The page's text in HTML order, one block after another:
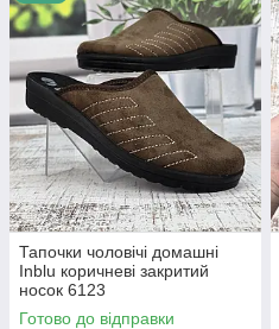
Тапочки чоловічі домашні
Inblu коричневі закритий
носок 6123
Готово до відправки